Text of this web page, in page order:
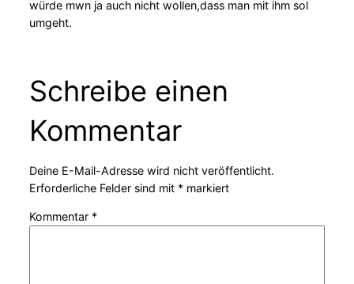
würde mwn ja auch nicht wollen,dass man mit ihm sol
umgeht.
Schreibe einen
Kommentar
Deine E-Mail-Adresse wird nicht veröffentlicht.
Erforderliche Felder sind mit *markiert
Kommentar *